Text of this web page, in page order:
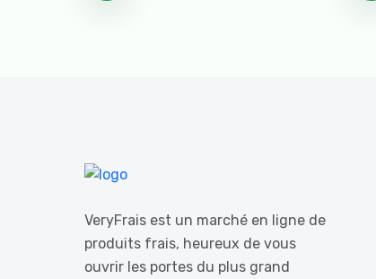
VeryFrais est un marché en ligne de
produits frais, heureux de vous
ouvrir les portes du plus grand